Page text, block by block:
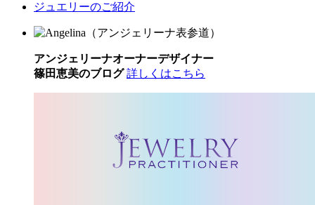
ジュエリーのご紹介
アンジェリーナオーナーデザイナー
篠田恵美のブログ 詳しくはこちら